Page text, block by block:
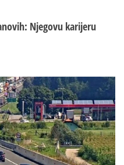
Njegovu karijeru